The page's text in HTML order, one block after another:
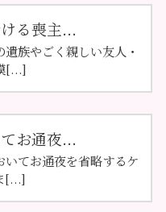
る喪主...
族やごく親しい友人・
[...]
お通夜...
いてお通夜を省略するケ
[...]